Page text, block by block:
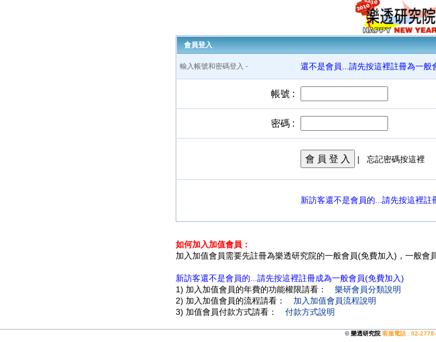
會員登入
輸入帳號和密碼登入 - 還不是會員...請先按這裡註冊為一般
帳號 :
密碼 :
會 員 登 入 | 忘記密碼按這裡
新訪客還不是會員的...請先按這裡註
如何加入加值會員：
加入加值會員需要先註冊為樂透研究院的一般會員(免費加入)，一般會
新訪客還不是會員的...請先按這裡註冊成為一般會員(免費加入)
1) 加入加值會員的年費的功能權限請看： 樂研會員分類說明
2) 加入加值會員的流程請看： 加入加值會員流程說明
3) 加值會員付款方式請看： 付款方式說明
©樂透研究院 客服電話 : 02-